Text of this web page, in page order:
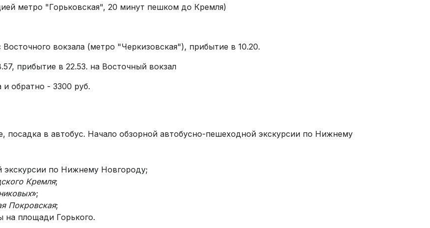
метро "Горьковская", 20 минут пешком до Кремля)
вокзала (метро "Черкизовская"), прибытие в 10.20.
прибытие в 22.53. на Восточный вокзал
и обратно - 3300 руб.
посадка в автобус. Начало обзорной автобусно-пешеходной экскурсии по Нижнему
экскурсии по Нижнему Новгороду;
Кремля;
»;
Покровская;
на площади Горького.